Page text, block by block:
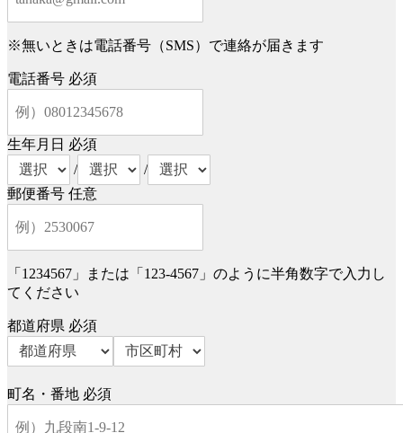
※無いときは電話番号（SMS）で連絡が届きます
電話番号 必須
生年月日 必須
/
/
郵便番号 任意
「1234567」または「123-4567」のように半角数字で入力し
てください
都道府県 必須
町名・番地 必須